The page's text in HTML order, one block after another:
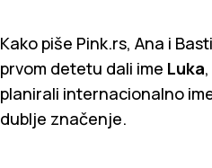
Kako piše Pink.rs, Ana i
prvom detetu dali ime Luka
planirali internacionalno
dublje značenje.